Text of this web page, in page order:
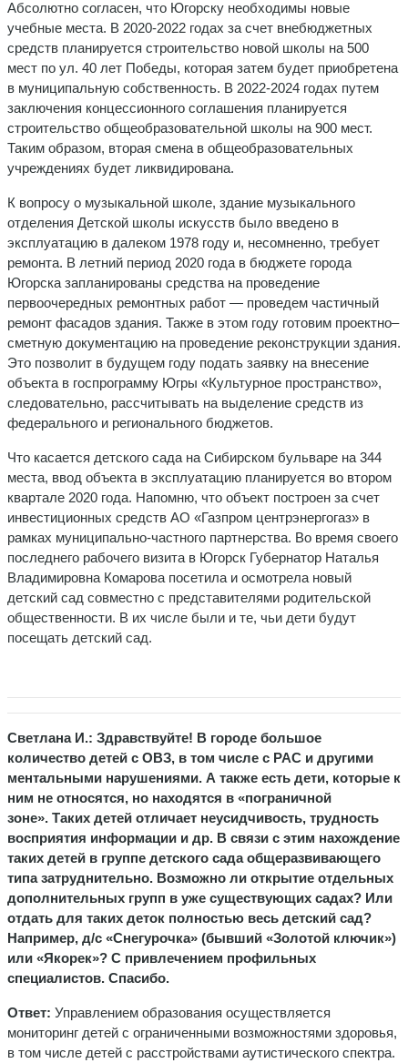
Абсолютно согласен, что Югорску необходимы новые
учебные места. В 2020-2022 годах за счет внебюджетных
средств планируется строительство новой школы на 500
мест по ул. 40 лет Победы, которая затем будет приобретена
в муниципальную собственность. В 2022-2024 годах путем
заключения концессионного соглашения планируется
строительство общеобразовательной школы на 900 мест.
Таким образом, вторая смена в общеобразовательных
учреждениях будет ликвидирована.
К вопросу о музыкальной школе, здание музыкального
отделения Детской школы искусств было введено в
эксплуатацию в далеком 1978 году и, несомненно, требует
ремонта. В летний период 2020 года в бюджете города
Югорска запланированы средства на проведение
первоочередных ремонтных работ — проведем частичный
ремонт фасадов здания. Также в этом году готовим проектно–
сметную документацию на проведение реконструкции здания.
Это позволит в будущем году подать заявку на внесение
объекта в госпрограмму Югры «Культурное пространство»,
следовательно, рассчитывать на выделение средств из
федерального и регионального бюджетов.
Что касается детского сада на Сибирском бульваре на 344
места, ввод объекта в эксплуатацию планируется во втором
квартале 2020 года. Напомню, что объект построен за счет
инвестиционных средств АО «Газпром центрэнергогаз» в
рамках муниципально-частного партнерства. Во время своего
последнего рабочего визита в Югорск Губернатор Наталья
Владимировна Комарова посетила и осмотрела новый
детский сад совместно с представителями родительской
общественности. В их числе были и те, чьи дети будут
посещать детский сад.
Светлана И.: Здравствуйте! В городе большое
количество детей с ОВЗ, в том числе с РАС и другими
ментальными нарушениями. А также есть дети, которые к
ним не относятся, но находятся в «пограничной
зоне». Таких детей отличает неусидчивость, трудность
восприятия информации и др. В связи с этим нахождение
таких детей в группе детского сада общеразвивающего
типа затруднительно. Возможно ли открытие отдельных
дополнительных групп в уже существующих садах? Или
отдать для таких деток полностью весь детский сад?
Например, д/с «Снегурочка» (бывший «Золотой ключик»)
или «Якорек»? С привлечением профильных
специалистов. Спасибо.
Ответ: Управлением образования осуществляется
мониторинг детей с ограниченными возможностями здоровья,
в том числе детей с расстройствами аутистического спектра.